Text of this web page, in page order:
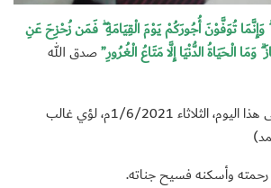
تُوَفَّوْنَ أُجُورَكُمْ يَوْمَ الْقِيَامَةِ ۖ فَمَن زُحْزِحَ عَنِ
الْحَيَاةُ الدُّنْيَا إِلَّا مَتَاعُ الْغُرُورِ”صدق الله
انتقل إلى رحمة الله تعالى هذا اليوم، الثلاثاء 1/6/2021م، لؤي غالب
رحمته وأسكنه فسيح جناته.